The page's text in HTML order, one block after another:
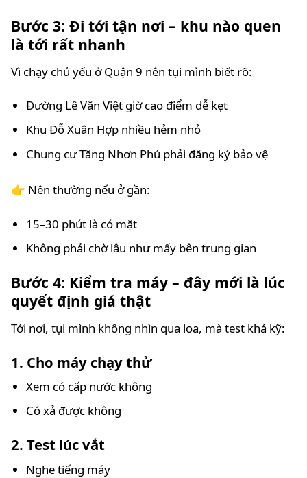
Bước 3: Đi tới tận nơi – khu nào quen
là tới rất nhanh
Vì chạy chủ yếu ở Quận 9 nên tụi mình biết rõ:
Đường Lê Văn Việt giờ cao điểm dễ kẹt
Khu Đỗ Xuân Hợp nhiều hẻm nhỏ
Chung cư Tăng Nhơn Phú phải đăng ký bảo vệ
👉 Nên thường nếu ở gần:
15–30 phút là có mặt
Không phải chờ lâu như mấy bên trung gian
Bước 4: Kiểm tra máy – đây mới là lúc
quyết định giá thật
Tới nơi, tụi mình không nhìn qua loa, mà test khá kỹ:
1. Cho máy chạy thử
Xem có cấp nước không
Có xả được không
2. Test lúc vắt
Nghe tiếng máy